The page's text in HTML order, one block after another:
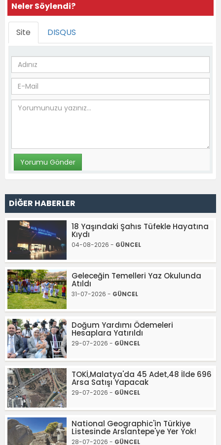
Neler Söylendi?
Site DISQUS
DİĞER HABERLER
18 Yaşındaki Şahıs Tüfekle Hayatına
Kıydı
04-08-2026 - GÜNCEL
Geleceğin Temelleri Yaz Okulunda
Atıldı
31-07-2026 - GÜNCEL
Doğum Yardımı Ödemeleri
Hesaplara Yatırıldı
29-07-2026 - GÜNCEL
TOKİ,Malatya'da 45 Adet,48 İlde 696
Arsa Satışı Yapacak
29-07-2026 - GÜNCEL
National Geographic'in Türkiye
Listesinde Arslantepe'ye Yer Yok!
28-07-2026 - GÜNCEL